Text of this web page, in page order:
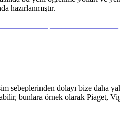
hazırlanmıştır.
sebeplerinden dolayı bize daha
bunlara örnek olarak Piaget,